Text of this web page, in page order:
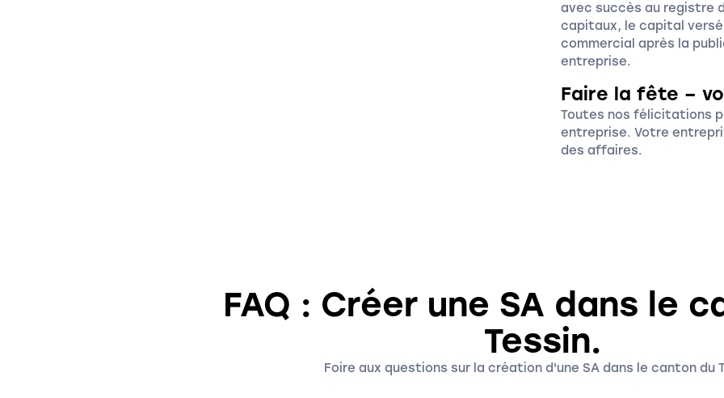
avec succès au registre
capitaux, le capital
commercial après la
entreprise.
Faire la fête –
Toutes nos félicitations
entreprise. Votre
des affaires.
FAQ : Créer une SA dans le
Tessin.
Foire aux questions sur la création d'une SA dans le canton du